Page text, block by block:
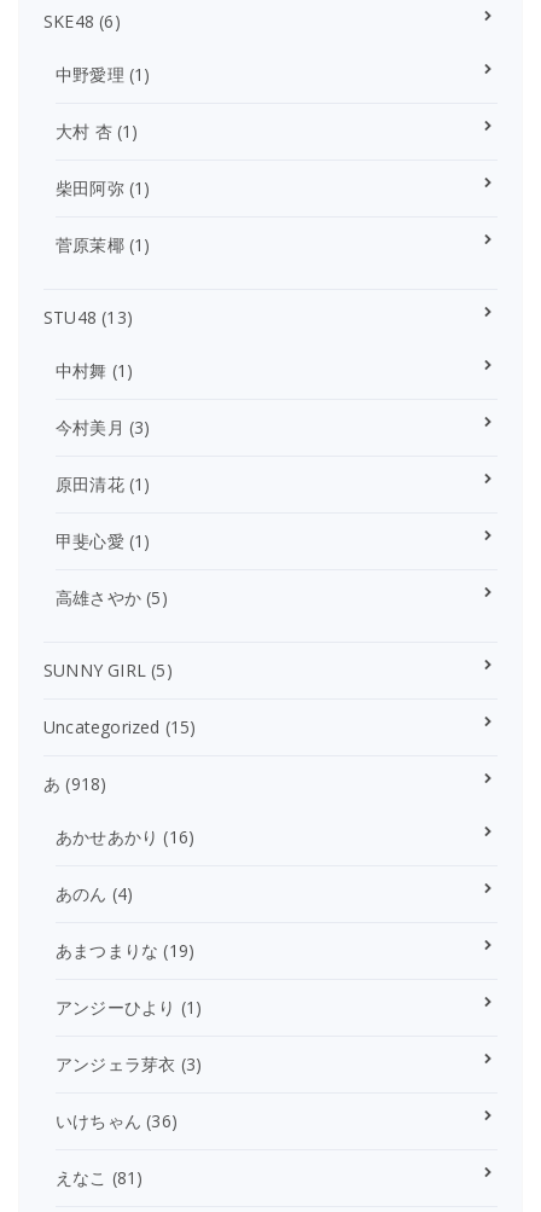
SKE48 (6)
中野愛理 (1)
大村 杏(1)
柴田阿弥(1)
菅原茉椰(1)
STU48 (13)
中村舞 (1)
今村美月 (3)
原田清花(1)
甲斐心愛 (1)
高雄さやか (5)
SUNNY GIRL (5)
Uncategorized (15)
あ (918)
あかせあかり (16)
あのん (4)
あまつまりな (19)
アンジーひより (1)
アンジェラ芽衣 (3)
いけちゃん (36)
えなこ (81)